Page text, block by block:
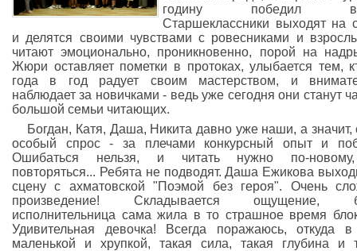
годину победил
Старшеклассники выходят на
и делятся своими чувствами с ровесниками и
читают эмоционально, проникновенно, порой на
Жюри оставляет пометки в протоках, улыбается тем,
года в год радует своим мастерством, и
наблюдает за новичками - ведь уже сегодня они станут
большой семьи читающих.
Богдан, Катя, Даша, Никита давно уже наши, а значит,
особый спрос - за плечами конкурсный опыт и
Ошибаться нельзя, и читать нужно по-
повторяться... Ребята не подводят. Даша Ежикова
сцену с ахматовской "Поэмой без героя". Очень
произведение! Складывается ощущение,
исполнительница сама жила в то страшное время
Удивительная девочка! Всегда поражаюсь, откуда
маленькой и хрупкой, такая сила, такая глубина и